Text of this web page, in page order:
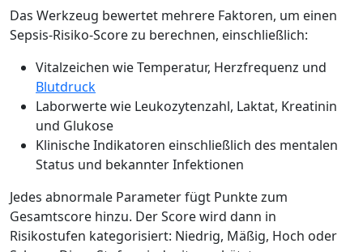
Das Werkzeug bewertet mehrere Faktoren, um einen
Sepsis-Risiko-Score zu berechnen, einschließlich:
Vitalzeichen wie Temperatur, Herzfrequenz und
Blutdruck
Laborwerte wie Leukozytenzahl, Laktat, Kreatinin
und Glukose
Klinische Indikatoren einschließlich des mentalen
Status und bekannter Infektionen
Jedes abnormale Parameter fügt Punkte zum
Gesamtscore hinzu. Der Score wird dann in
Risikostufen kategorisiert: Niedrig, Mäßig, Hoch oder